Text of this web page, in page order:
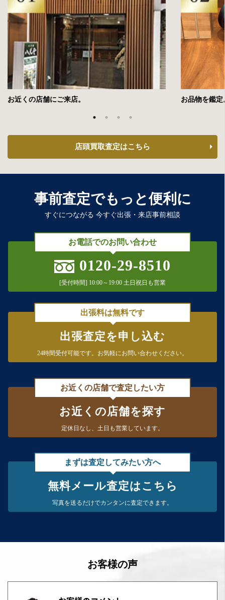
お近くの店舗にご来店。 お品物を鑑定
店頭買取査定はこちら
事前査定でもっと便利に
すぐにつながる 今すぐ出張・来店事前相談
お電話でのお問い合わせ
0120-29-8510
[受付時間] 10:00～19:00 土日祝日も営業
出張料は無料です
出張査定を申し込む
24時間受付可能です。 お気軽にお問い合わせください。
お近くの店舗で査定したい方
お近くの店舗を探す
定休日なし、 土日も営業しています。
まずは査定してみたい方へ
無料メール査定はこちら
写真を送るだけでカンタンに査定できます。
お客様の声